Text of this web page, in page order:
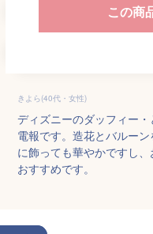
この商
きよら(40代・女性)
ディズニーのダッフィー
電報です。造花とバルー
に飾っても華やかですし
おすすめです。